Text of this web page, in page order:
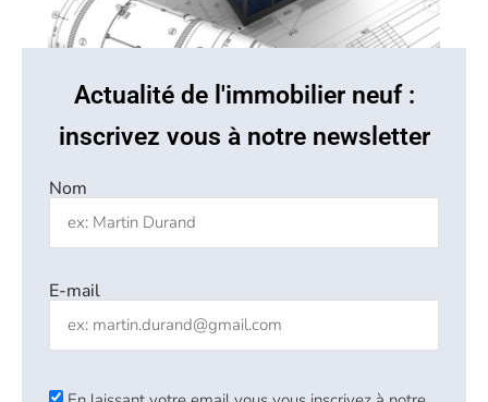
Actualité de l'immobilier neuf :
inscrivez vous à notre newsletter
Nom
E-mail